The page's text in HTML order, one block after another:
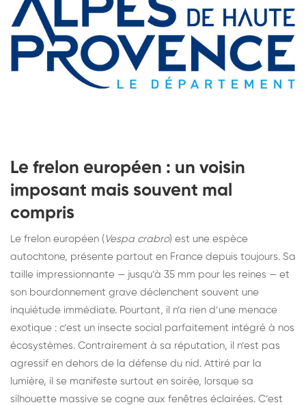
Le frelon européen : un voisin
imposant mais souvent mal
compris
Le frelon européen ( Vespa crabro) est une espèce
autochtone, présente partout en France depuis toujours. Sa
taille impressionnante — jusqu’à 35 mm pour les reines — et
son bourdonnement grave déclenchent souvent une
inquiétude immédiate. Pourtant, il n’a rien d’une menace
exotique : c’est un insecte social parfaitement intégré à nos
écosystèmes. Contrairement à sa réputation, il n’est pas
agressif en dehors de la défense du nid. Attiré par la
lumière, il se manifeste surtout en soirée, lorsque sa
silhouette massive se cogne aux fenêtres éclairées. C’est